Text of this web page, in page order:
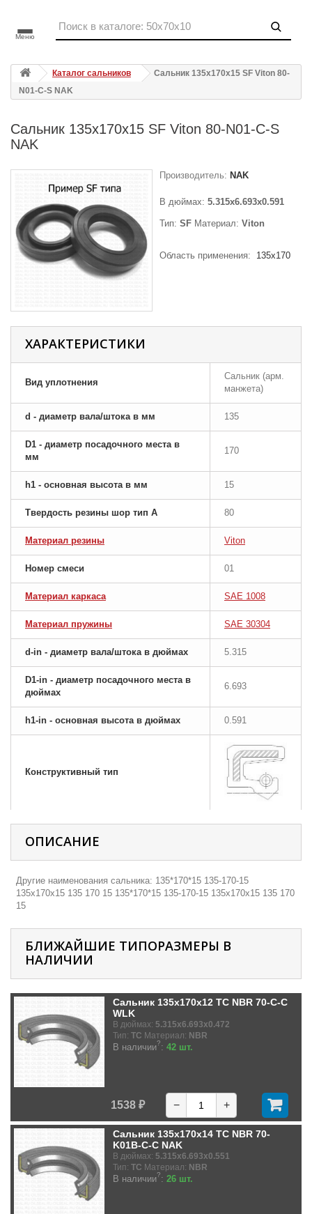
Меню
Каталог сальников
Сальник 135x170x15 SF Viton 80-
N01-C-S NAK
Сальник 135x170x15 SF Viton 80-N01-C-S
NAK
Производитель: NAK
В дюймах: 5.315x6.693x0.591
Тип: SF Материал: Viton
Область применения: 135x170
ХАРАКТЕРИСТИКИ
Вид уплотнения
Сальник (арм.
манжета)
d - диаметр вала/штока в мм 135
D1 - диаметр посадочного места в
мм
170
h1 - основная высота в мм 15
Твердость резины шор тип A 80
Материал резины Viton
Номер смеси 01
Материал каркаса SAE 1008
Материал пружины SAE 30304
d-in - диаметр вала/штока в дюймах 5.315
D1-in - диаметр посадочного места в
дюймах
6.693
h1-in - основная высота в дюймах 0.591
Конструктивный тип
ОПИСАНИЕ
Другие наименования сальника: 135*170*15 135-170-15
135х170х15 135 170 15 135*170*15 135-170-15 135х170х15 135 170
15
БЛИЖАЙШИЕ ТИПОРАЗМЕРЫ В
НАЛИЧИИ
Сальник 135x170x12 TC NBR 70-C-C
WLK
В дюймах: 5.315x6.693x0.472
Тип: TC Материал: NBR
В наличии?: 42 шт.
1538 ₽ − +
Сальник 135x170x14 TC NBR 70-
K01B-C-C NAK
В дюймах: 5.315x6.693x0.551
Тип: TC Материал: NBR
В наличии?: 26 шт.